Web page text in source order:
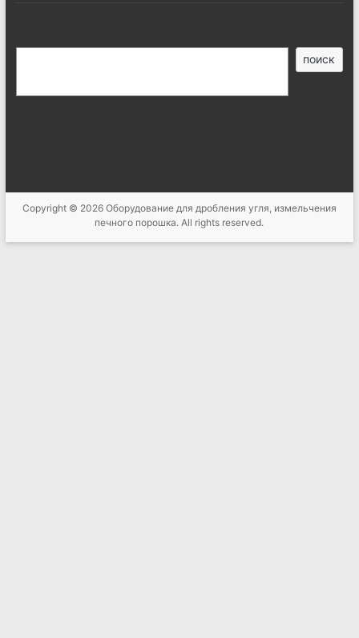
поиск
Copyright © 2026 Оборудование для дробления угля, измельчения
печного порошка. All rights reserved.